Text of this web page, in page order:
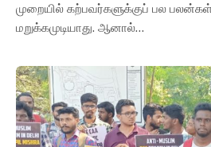
முறையில் கற்பவர்களுக்குப் பல
மறுக்கமுடியாது. ஆனால்…